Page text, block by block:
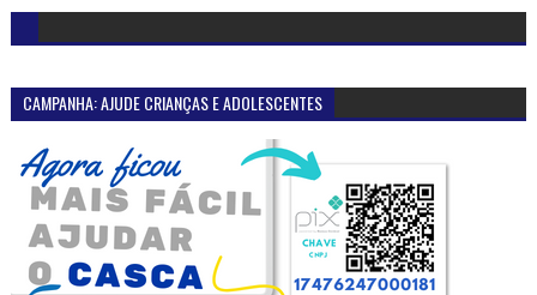
CAMPANHA: AJUDE CRIANÇAS E ADOLESCENTES